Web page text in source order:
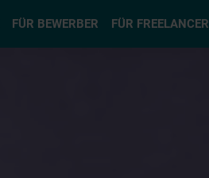
FÜR BEWERBER FÜR FREELANCER
Typ auswählen